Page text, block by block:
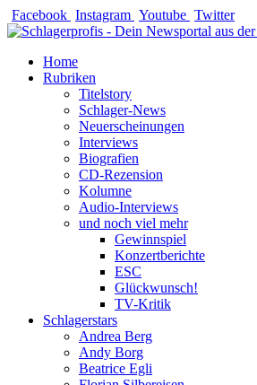
Zum
Inhalt
Facebook Instagram Youtube Twitter
Home
Rubriken
Titelstory
Schlager-News
Neuerscheinungen
Interviews
Biografien
CD-Rezension
Kolumne
Audio-Interviews
und noch viel mehr
Gewinnspiel
Konzertberichte
ESC
Glückwunsch!
TV-Kritik
Schlagerstars
Andrea Berg
Andy Borg
Beatrice Egli